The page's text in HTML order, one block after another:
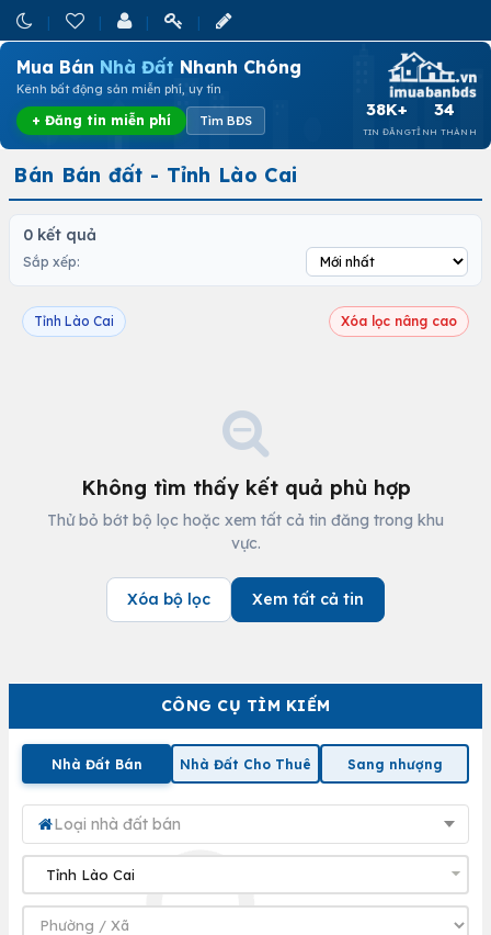
Mua Bán Nhà Đất Nhanh Chóng
Kênh bất động sản miễn phí, uy tín
+ Đăng tin miễn phí Tìm BĐS
38K+
TIN ĐĂNG
34
TỈNH THÀNH
CÔNG CỤ TÌM KIẾM
Nhà Đất Bán Nhà Đất Cho Thuê Sang nhượng
Loại nhà đất bán
Bán Bán đất - Tỉnh Lào Cai
0 kết quả
Sắp xếp:
Tỉnh Lào Cai Xóa lọc nâng cao
Không tìm thấy kết quả phù hợp
Thử bỏ bớt bộ lọc hoặc xem tất cả tin đăng trong khu
vực.
Xóa bộ lọc Xem tất cả tin